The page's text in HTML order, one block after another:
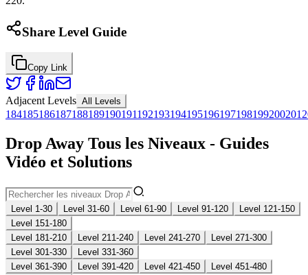
Share Level Guide
Copy Link
Adjacent Levels All Levels
184185186187188189190191192193194195196197198199200201
Drop Away Tous les Niveaux - Guides
Vidéo et Solutions
Level 1-30 Level 31-60 Level 61-90 Level 91-120
Level 121-150
Level 151-180
Level 181-210
Level 211-240 Level 241-270
Level 271-300
Level 301-330
Level 331-360
Level 361-390
Level 391-420 Level 421-450
Level 451-480